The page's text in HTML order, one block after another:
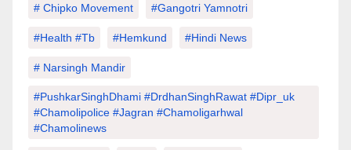
# Chipko Movement #Gangotri Yamnotri
#Health #tb #hemkund #hindi News
# Narsingh Mandir
#PushkarSinghDhami #drdhanSinghRawat #dipr_uk
#chamolipolice #Jagran #chamoligarhwal
#chamolinews